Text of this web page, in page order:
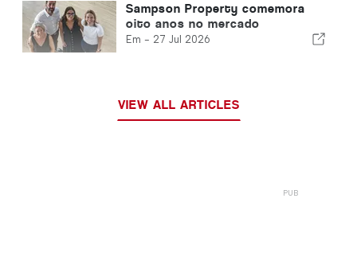
Sampson Property comemora
oito anos no mercado
Em - 27 Jul 2026
VIEW ALL ARTICLES